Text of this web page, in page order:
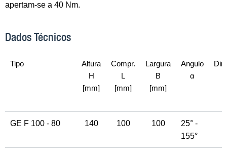
apertam-se a 40 Nm.
Dados Técnicos
Tipo
Altura
H
[mm]
Compr.
L
[mm]
Largura
B
[mm]
Angulo
α
GE F 100 - 80 140 100 100
25° -
155°